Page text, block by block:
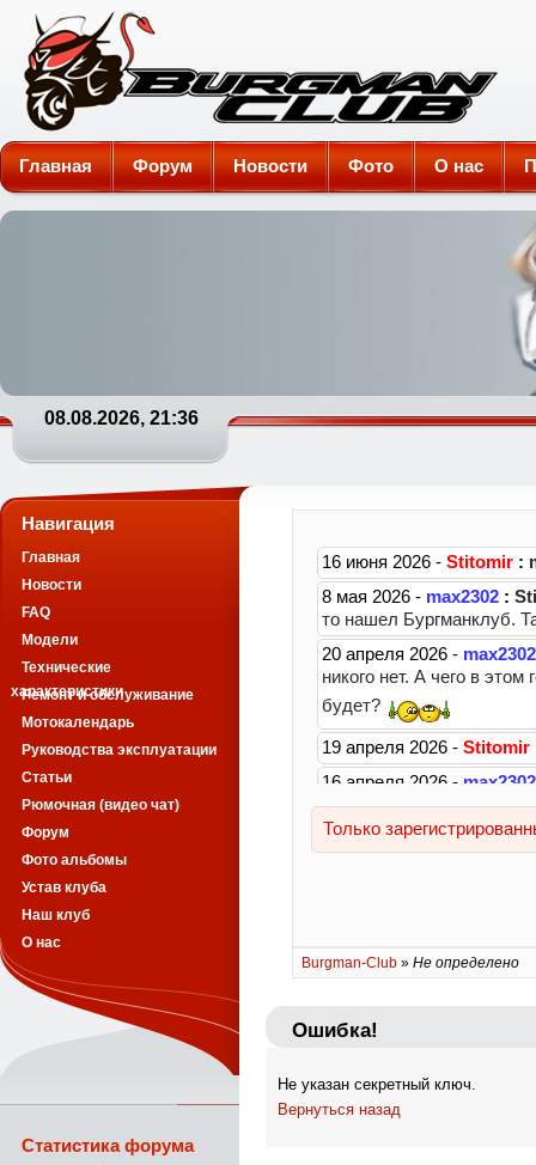
Burgman-Club
Главная Форум Новости Фото О нас
08.08.2026, 21:36
Burgman-Club » Не определено
Ошибка!
Не указан секретный ключ.
Вернуться назад
Навигация
Главная
Новости
FAQ
Модели
Технические
характеристики
Ремонт и обслуживание
Мотокалендарь
Руководства эксплуатации
Статьи
Рюмочная (видео чат)
Форум
Фото альбомы
Устав клуба
Наш клуб
О нас
Статистика форума